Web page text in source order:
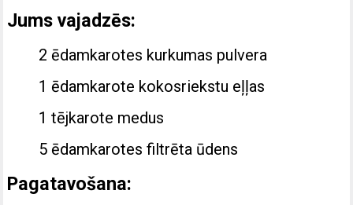
Jums vajadzēs:
2 ēdamkarotes kurkumas pulvera
1 ēdamkarote kokosriekstu eļļas
1 tējkarote medus
5 ēdamkarotes filtrēta ūdens
Pagatavošana: